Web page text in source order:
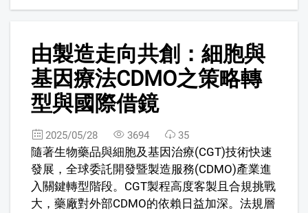
由製造走向共創：細胞與
基因療法CDMO之策略轉
型與國際借鏡
2025/05/28 3694 35
隨著生物藥品與細胞及基因治療(CGT)技術快速
發展，全球委託開發暨製造服務(CDMO)產業進
入關鍵轉型階段。CGT製程高度客製且合規挑戰
大，藥廠對外部CDMO的依賴日益加深。法規層